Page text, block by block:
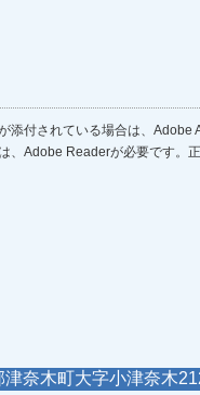
添付されている場合は、Adobe
、Adobe Readerが必要です。
奈木町大字小津奈木